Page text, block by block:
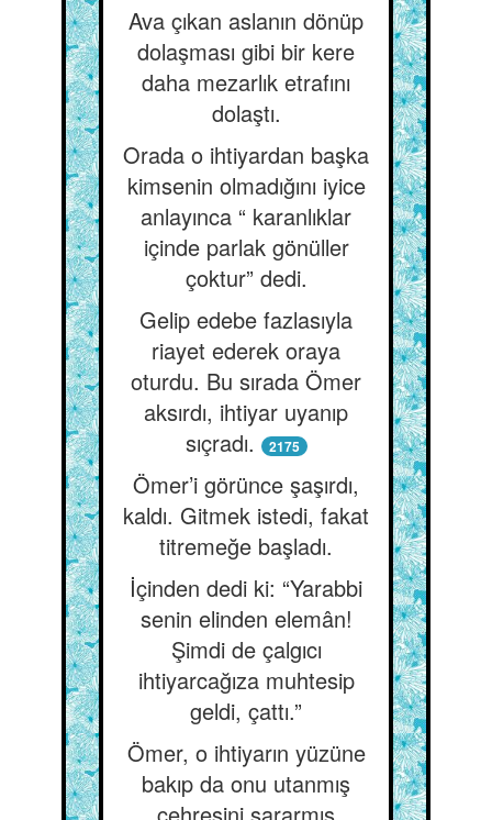
Ava çıkan aslanın dönüp
dolaşması gibi bir kere
daha mezarlık etrafını
dolaştı.
Orada o ihtiyardan başka
kimsenin olmadığını iyice
anlayınca “ karanlıklar
içinde parlak gönüller
çoktur” dedi.
Gelip edebe fazlasıyla
riayet ederek oraya
oturdu. Bu sırada Ömer
aksırdı, ihtiyar uyanıp
sıçradı.
2175
Ömer’i görünce şaşırdı,
kaldı. Gitmek istedi, fakat
titremeğe başladı.
İçinden dedi ki: “Yarabbi
senin elinden elemân!
Şimdi de çalgıcı
ihtiyarcağıza muhtesip
geldi, çattı.”
Ömer, o ihtiyarın yüzüne
bakıp da onu utanmış